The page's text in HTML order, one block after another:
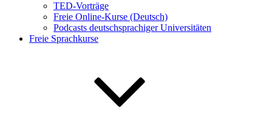
TED-Vorträge
Freie Online-Kurse (Deutsch)
Podcasts deutschsprachiger Universitäten
Freie Sprachkurse